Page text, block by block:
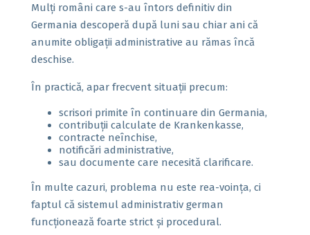
Mulți români care s-au întors definitiv din
Germania descoperă după luni sau chiar ani că
anumite obligații administrative au rămas încă
deschise.
În practică, apar frecvent situații precum:
scrisori primite în continuare din Germania,
contribuții calculate de Krankenkasse,
contracte neînchise,
notificări administrative,
sau documente care necesită clarificare.
În multe cazuri, problema nu este rea-voința, ci
faptul că sistemul administrativ german
funcționează foarte strict și procedural.